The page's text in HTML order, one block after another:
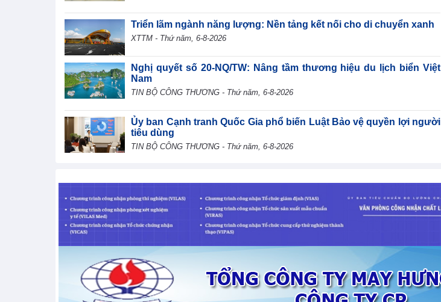
Triển lãm ngành năng lượng: Nền tảng kết nối cho di chuyển xanh
XTTM - Thứ năm, 6-8-2026
Nghị quyết số 20-NQ/TW: Nâng tầm thương hiệu du lịch biển Việt
Nam
TIN BỘ CÔNG THƯƠNG - Thứ năm, 6-8-2026
Ủy ban Cạnh tranh Quốc Gia phổ biến Luật Bảo vệ quyền lợi người
tiêu dùng
TIN BỘ CÔNG THƯƠNG - Thứ năm, 6-8-2026